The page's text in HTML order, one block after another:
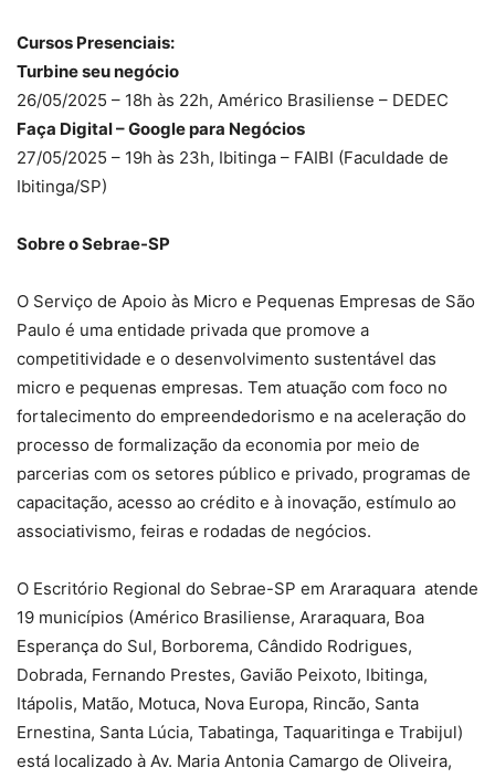
Cursos Presenciais:
Turbine seu negócio
26/05/2025 – 18h às 22h, Américo Brasiliense – DEDEC
Faça Digital – Google para Negócios
27/05/2025 – 19h às 23h, Ibitinga – FAIBI (Faculdade de
Ibitinga/SP)
Sobre o Sebrae-SP
O Serviço de Apoio às Micro e Pequenas Empresas de São
Paulo é uma entidade privada que promove a
competitividade e o desenvolvimento sustentável das
micro e pequenas empresas. Tem atuação com foco no
fortalecimento do empreendedorismo e na aceleração do
processo de formalização da economia por meio de
parcerias com os setores público e privado, programas de
capacitação, acesso ao crédito e à inovação, estímulo ao
associativismo, feiras e rodadas de negócios.
O Escritório Regional do Sebrae-SP em Araraquara atende
19 municípios (Américo Brasiliense, Araraquara, Boa
Esperança do Sul, Borborema, Cândido Rodrigues,
Dobrada, Fernando Prestes, Gavião Peixoto, Ibitinga,
Itápolis, Matão, Motuca, Nova Europa, Rincão, Santa
Ernestina, Santa Lúcia, Tabatinga, Taquaritinga e Trabijul)
está localizado à Av. Maria Antonia Camargo de Oliveira,